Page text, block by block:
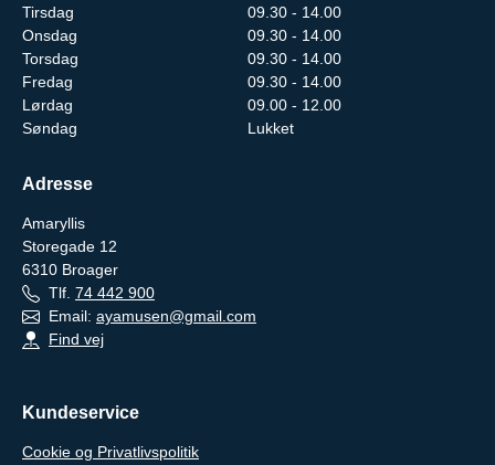
Tirsdag
09.30 - 14.00
Onsdag
09.30 - 14.00
Torsdag
09.30 - 14.00
Fredag
09.30 - 14.00
Lørdag
09.00 - 12.00
Søndag
Lukket
Adresse
Amaryllis
Storegade 12
6310 Broager
Tlf. 74 442 900
Email: ayamusen@gmail.com
Find vej
Kundeservice
Cookie og Privatlivspolitik